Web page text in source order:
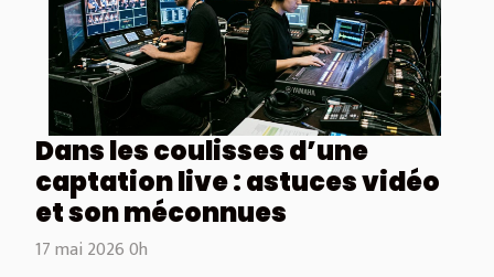
Dans les coulisses d’une
captation live : astuces vidéo
et son méconnues
17 mai 2026 0h